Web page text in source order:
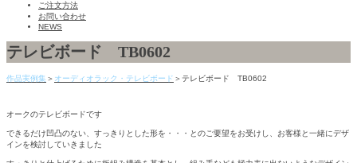
ご注文方法
お問い合わせ
NEWS
テレビボード TB0602
作品実例集＞ オーディオラック・テレビボード ＞テレビボード TB0602
オークのテレビボードです
できるだけ凹凸のない、すっきりとした形を・・・とのご要望をお受けし、お客様と一緒にデザ
インを検討していきました